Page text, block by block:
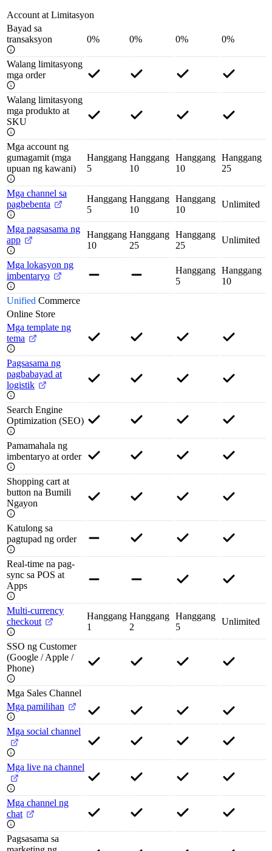
Account at Limitasyon
Bayad sa
transaksyon
0% 0% 0% 0%
Walang limitasyong
mga order
Walang limitasyong
mga produkto at
SKU
Mga account ng
gumagamit (mga
upuan ng kawani)
Hanggang
5
Hanggang
10
Hanggang
10
Hanggang
25
Mga channel sa
pagbebenta
Hanggang
5
Hanggang
10
Hanggang
10
Unlimited
Mga pagsasama ng
app
Hanggang
10
Hanggang
25
Hanggang
25
Unlimited
Mga lokasyon ng
imbentaryo
Hanggang
5
Hanggang
10
Unified Commerce
Online Store
Mga template ng
tema
Pagsasama ng
pagbabayad at
logistik
Search Engine
Optimization (SEO)
Pamamahala ng
imbentaryo at order
Shopping cart at
button na Bumili
Ngayon
Katulong sa
pagtupad ng order
Real-time na pag-
sync sa POS at
Apps
Multi-currency
checkout
Hanggang
1
Hanggang
2
Hanggang
5
Unlimited
SSO ng Customer
(Google / Apple /
Phone)
Mga Sales Channel
Mga pamilihan
Mga social channel
Mga live na channel
Mga channel ng
chat
Pagsasama sa